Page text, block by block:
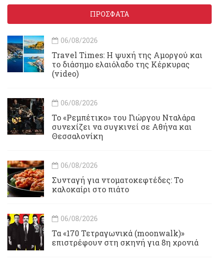
ΠΡΟΣΦΑΤΑ
06/08/2026
Travel Times: H ψυχή της Αμοργού και
το διάσημο ελαιόλαδο της Κέρκυρας
(video)
06/08/2026
Το «Ρεμπέτικο» του Γιώργου Νταλάρα
συνεχίζει να συγκινεί σε Αθήνα και
Θεσσαλονίκη
06/08/2026
Συνταγή για ντοματοκεφτέδες: Το
καλοκαίρι στο πιάτο
06/08/2026
Τα «170 Τετραγωνικά (moonwalk)»
επιστρέφουν στη σκηνή για 8η χρονιά